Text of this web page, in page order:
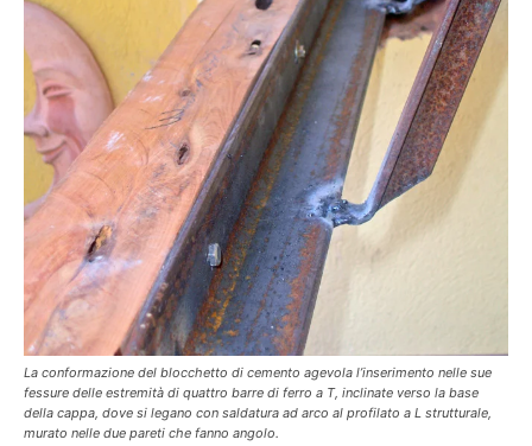
La conformazione del blocchetto di cemento agevola l’inserimento nelle sue
fessure delle estremità di quattro barre di ferro a T, inclinate verso la base
della cappa, dove si legano con saldatura ad arco al profilato a L strutturale,
murato nelle due pareti che fanno angolo.